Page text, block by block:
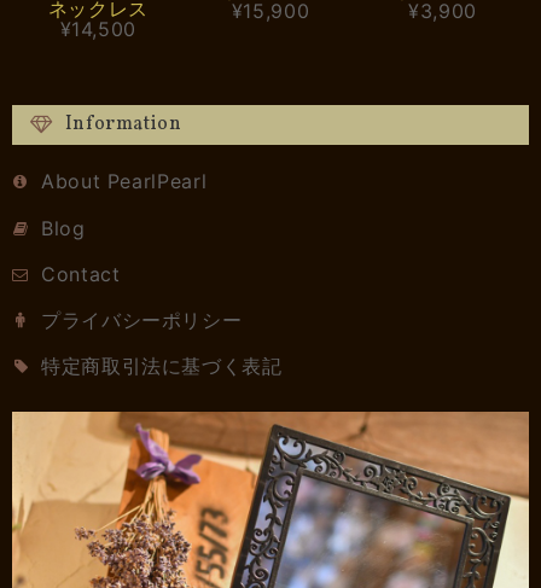
ネックレス
¥14,500
¥15,900
¥3,900
Information
About PearlPearl
Blog
Contact
プライバシーポリシー
特定商取引法に基づく表記